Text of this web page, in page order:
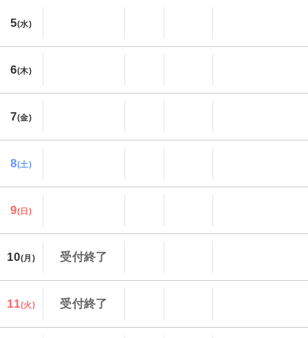
5(水)
6(木)
7(金)
8(土)
9(日)
10(月) 受付終了
11(火) 受付終了